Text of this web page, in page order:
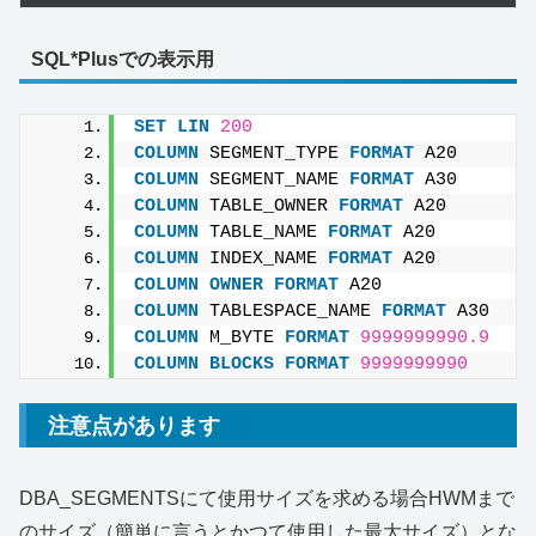
SQL*Plusでの表示用
SET LIN
200
COLUMN SEGMENT_TYPE FORMAT A20
COLUMN SEGMENT_NAME FORMAT A30
COLUMN TABLE_OWNER FORMAT A20
COLUMN TABLE_NAME FORMAT A20
COLUMN INDEX_NAME FORMAT A20
COLUMN OWNER FORMAT A20
COLUMN TABLESPACE_NAME FORMAT A30
COLUMN M_BYTE FORMAT 9999999990.9
COLUMN
BLOCKS FORMAT 9999999990
注意点があります
DBA_SEGMENTSにて使用サイズを求める場合HWMまで
のサイズ（簡単に言うとかつて使用した最大サイズ）とな